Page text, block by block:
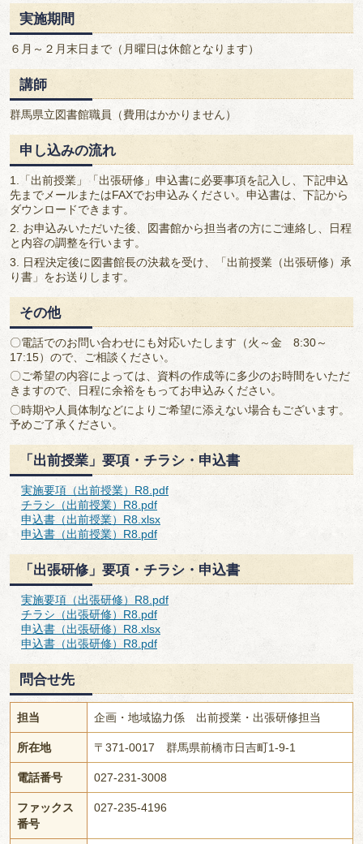
実施期間
６月～２月末日まで（月曜日は休館となります）
講師
群馬県立図書館職員（費用はかかりません）
申し込みの流れ
1.「出前授業」「出張研修」申込書に必要事項を記入し、下記申込
先までメールまたはFAXでお申込みください。申込書は、下記から
ダウンロードできます。
2. お申込みいただいた後、図書館から担当者の方にご連絡し、日程
と内容の調整を行います。
3. 日程決定後に図書館長の決裁を受け、「出前授業（出張研修）承
り書」をお送りします。
その他
〇電話でのお問い合わせにも対応いたします（火～金 8:30～
17:15）ので、ご相談ください。
〇ご希望の内容によっては、資料の作成等に多少のお時間をいただ
きますので、日程に余裕をもってお申込みください。
〇時期や人員体制などによりご希望に添えない場合もございます。
予めご了承ください。
「出前授業」要項・チラシ・申込書
実施要項（出前授業）R8.pdf
チラシ（出前授業）R8.pdf
申込書（出前授業）R8.xlsx
申込書（出前授業）R8.pdf
「出張研修」要項・チラシ・申込書
実施要項（出張研修）R8.pdf
チラシ（出張研修）R8.pdf
申込書（出張研修）R8.xlsx
申込書（出張研修）R8.pdf
問合せ先
担当 企画・地域協力係 出前授業・出張研修担当
所在地 〒371-0017 群馬県前橋市日吉町1-9-1
電話番号 027-231-3008
ファックス
番号
027-235-4196